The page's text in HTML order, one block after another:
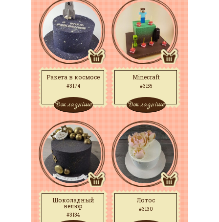
Ракета в космосе
#3174
Докладніше
Minecraft
#3155
Докладніше
Шоколадный
велюр
#3134
Лотос
#3130